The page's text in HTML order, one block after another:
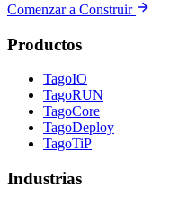
Comenzar a Construir
Productos
TagoIO
TagoRUN
TagoCore
TagoDeploy
TagoTiP
Industrias